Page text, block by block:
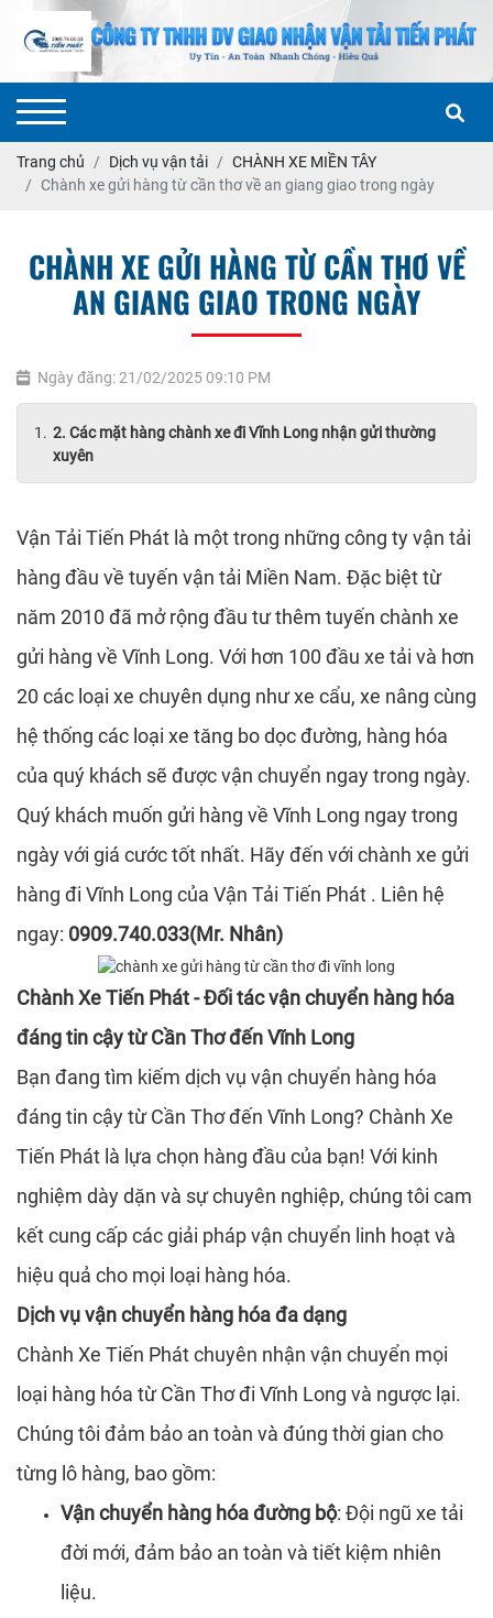
Trang chủ Dịch vụ vận tải
CHÀNH XE MIỀN TÂY
Chành xe gửi hàng từ cần thơ về an giang giao trong ngày
CHÀNH XE GỬI HÀNG TỪ CẦN THƠ VỀ
AN GIANG GIAO TRONG NGÀY
Ngày đăng: 21/02/2025 09:10 PM
2. Các mặt hàng chành xe đi Vĩnh Long nhận gửi thường
xuyên
Vận Tải Tiến Phát là một trong những công ty vận tải
hàng đầu về tuyến vận tải Miền Nam. Đặc biệt từ
năm 2010 đã mở rộng đầu tư thêm tuyến chành xe
gửi hàng về Vĩnh Long. Với hơn 100 đầu xe tải và hơn
20 các loại xe chuyên dụng như xe cẩu, xe nâng cùng
hệ thống các loại xe tăng bo dọc đường, hàng hóa
của quý khách sẽ được vận chuyển ngay trong ngày.
Quý khách muốn gửi hàng về Vĩnh Long ngay trong
ngày với giá cước tốt nhất. Hãy đến với chành xe gửi
hàng đi Vĩnh Long của Vận Tải Tiến Phát . Liên hệ
ngay: 0909.740.033(Mr. Nhân)
Chành Xe Tiến Phát - Đối tác vận chuyển hàng hóa
đáng tin cậy từ Cần Thơ đến Vĩnh Long
Bạn đang tìm kiếm dịch vụ vận chuyển hàng hóa
đáng tin cậy từ Cần Thơ đến Vĩnh Long? Chành Xe
Tiến Phát là lựa chọn hàng đầu của bạn! Với kinh
nghiệm dày dặn và sự chuyên nghiệp, chúng tôi cam
kết cung cấp các giải pháp vận chuyển linh hoạt và
hiệu quả cho mọi loại hàng hóa.
Dịch vụ vận chuyển hàng hóa đa dạng
Chành Xe Tiến Phát chuyên nhận vận chuyển mọi
loại hàng hóa từ Cần Thơ đi Vĩnh Long và ngược lại.
Chúng tôi đảm bảo an toàn và đúng thời gian cho
từng lô hàng, bao gồm:
Vận chuyển hàng hóa đường bộ: Đội ngũ xe tải
đời mới, đảm bảo an toàn và tiết kiệm nhiên
liệu.